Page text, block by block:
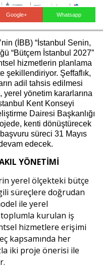
Google+ Whatsapp
(İBB) “İstanbul Senin,
“Bütçem İstanbul 2027”
hizmetlerin planlama
şekillendiriyor. Şeffaflık,
adil tahsis edilmesi
yönetim kararlarına
Kent Konseyi
Dairesi Başkanlığı
kenti dönüştürecek
süreci 31 Mayıs
edecek.
YÖNETİMİ
yerel ölçekteki bütçe
süreçlere doğrudan
ile yerel
kurulan iş
hizmetlere erişimi
kapsamında her
iki proje önerisi ile